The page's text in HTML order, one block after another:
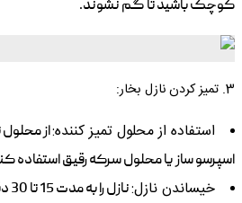
کوچک باشید تا گم نشوند.
3. تمیز کردن نازل بخار:
استفاده از محلول تمیز کننده:از
اسپرسو ساز یا محلول سرکه رقیق استفاده
خیساندن نازل: